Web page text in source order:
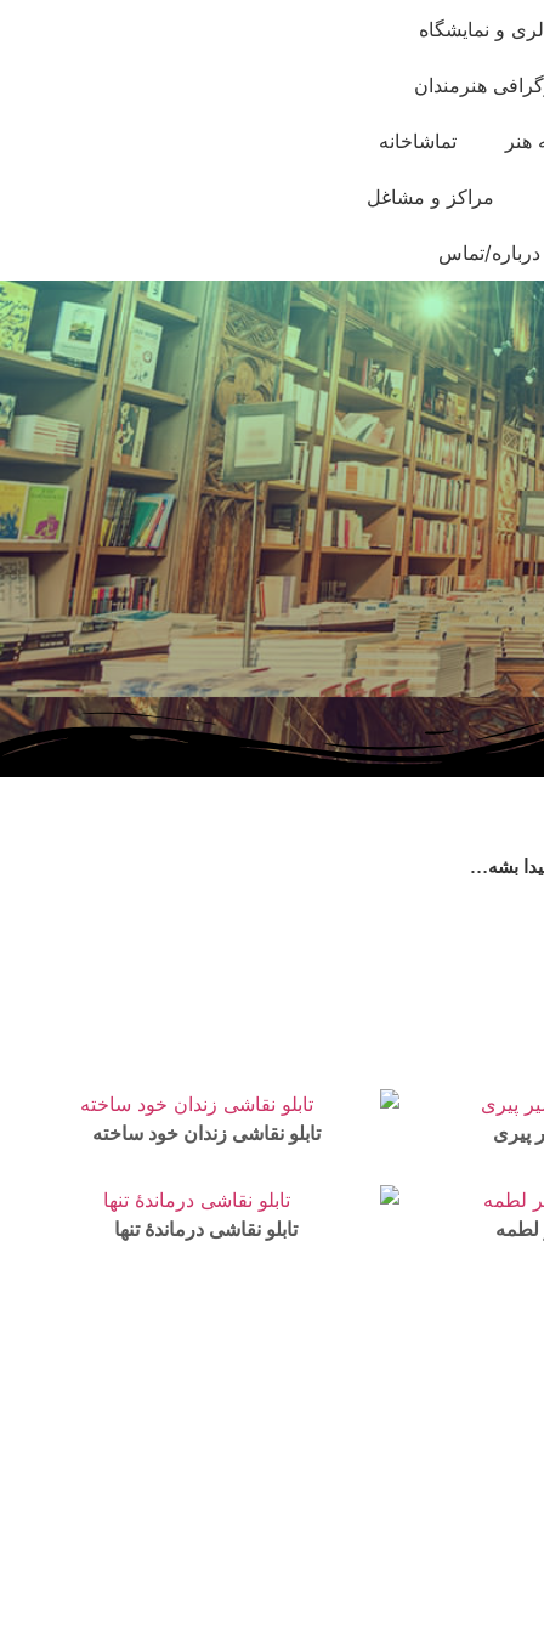
و نمایشگاه
هنرمندان
هنر تماشاخانه
مراکز و مشاغل
درباره/تماس
بشه…
پیری تابلو نقاشی زندان خود ساخته
لطمه تابلو نقاشی درماندهٔ تنها